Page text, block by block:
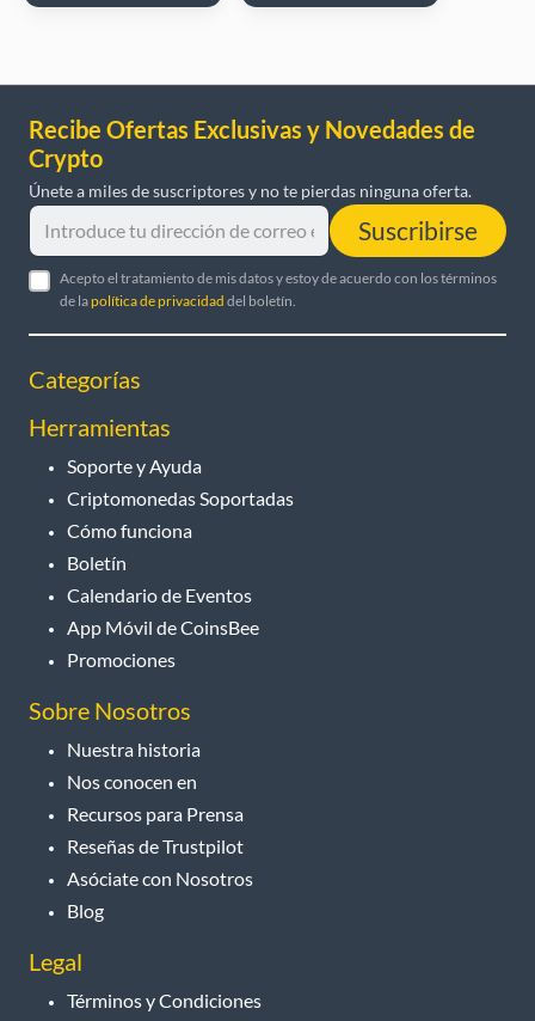
Recibe Ofertas Exclusivas y Novedades de
Crypto
Únete a miles de suscriptores y no te pierdas ninguna oferta.
Suscribirse
Acepto el tratamiento de mis datos y estoy de acuerdo con los términos
de lapolítica de privacidad del boletín.
Categorías
Herramientas
Soporte y Ayuda
Criptomonedas Soportadas
Cómo funciona
Boletín
Calendario de Eventos
App Móvil de CoinsBee
Promociones
Sobre Nosotros
Nuestra historia
Nos conocen en
Recursos para Prensa
Reseñas de Trustpilot
Asóciate con Nosotros
Blog
Legal
Términos y Condiciones